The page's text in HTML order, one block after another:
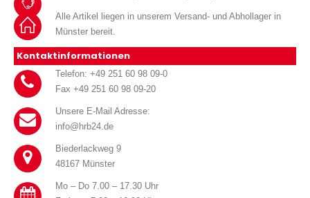
Alle Artikel liegen in unserem Versand- und Abhollager in
Münster bereit.
Kontaktinformationen
Telefon: +49 251 60 98 09-0
Fax +49 251 60 98 09-20
Unsere E-Mail Adresse:
info@hrb24.de
Biederlackweg 9
48167 Münster
Mo – Do 7.00 – 17.30 Uhr